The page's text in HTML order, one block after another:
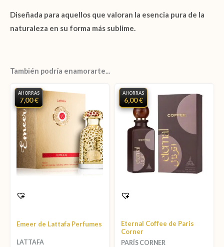
Diseñada para aquellos que valoran la esencia pura de la
naturaleza en su forma más sublime.
También podría enamorarte...
AHORRAS
7,00 €
Emeer de Lattafa Perfumes
LATTAFA
AHORRAS
6,00 €
Eternal Coffee de Paris
Corner
PARÍS CORNER